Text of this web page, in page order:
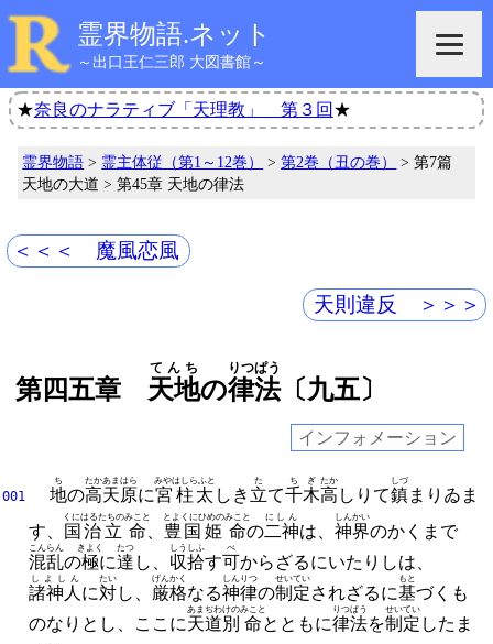
霊界物語.ネット
～出口王仁三郎 大図書館～
★奈良のナラティブ「天理教」 第３回 ★
霊界物語 > 霊主体従（第1～12巻） >第2巻（丑の巻）
> 第7篇
天地の大道 > 第45章 天地の律法
＜＜＜ 魔風恋風
天則違反 ＞＞＞
第四五章 天地
てんち
の律法
りつぱう
〔九五〕
インフォメーション
001 地
ち
の高天原
たかあまはら
に宮柱太
みやはしらふと
しき 立
た
て千木
ちぎ
高
たか
しりて鎮
しづ
まりゐま
す、
国治立
くにはるたちの
命
みこと
豊国姫
とよくにひめの
命
みこと
の二神
にしん
は、 神界
しんかい
のかくまで
混乱
こんらん
の極
きよく
に達
たつ
し、 収拾
しうしふ
す可
べ
からざるにいたりしは、
諸神人
しよしん
に対
たい
し、 厳格
げんかく
なる神律
しんりつ
の制定
せいてい
されざるに基
もと
づくも
のなりとし、
ここに天道別
あまぢわけの
命
みこと
とともに律法
りつぱう
を制定
せいてい
したま